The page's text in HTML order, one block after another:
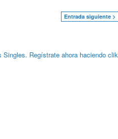
Entrada siguiente >
Regístrate ahora haciendo clik